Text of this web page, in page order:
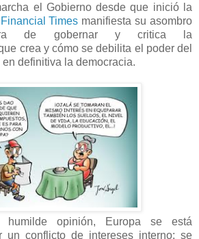
el Gobierno desde que inició la
Financial Times manifiesta su asombro
de gobernar y critica la
crea y cómo se debilita el poder del
definitiva la democracia.
opinión, Europa se está
un conflicto de intereses interno: se